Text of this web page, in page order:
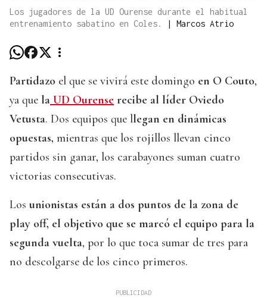
Los jugadores de la UD Ourense durante el habitual
entrenamiento sabatino en Coles.
| Marcos Atrio
Partidazo el que se vivirá este domingo en O Couto,
ya que la UD Ourense recibe al líder Oviedo
Vetusta. Dos equipos que llegan en dinámicas
opuestas, mientras que los rojillos llevan cinco
partidos sin ganar, los carabayones suman cuatro
victorias consecutivas.
Los unionistas están a dos puntos de la zona de
play off, el objetivo que se marcó el equipo para la
segunda vuelta, por lo que toca sumar de tres para
no descolgarse de los cinco primeros.